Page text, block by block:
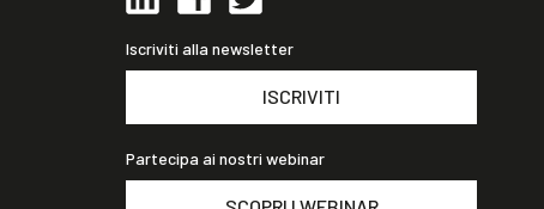
Iscriviti alla newsletter
ISCRIVITI
Partecipa ai nostri webinar